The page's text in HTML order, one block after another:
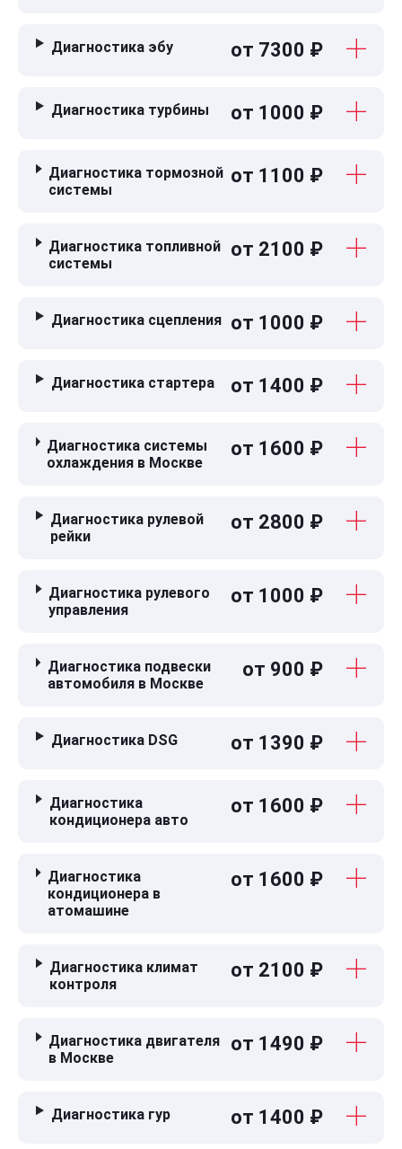
Диагностика эбу от 7300 ₽
Диагностика турбины от 1000 ₽
Диагностика тормозной
системы
от 1100 ₽
Диагностика топливной
системы
от 2100 ₽
Диагностика сцепления от 1000 ₽
Диагностика стартера от 1400 ₽
Диагностика системы
охлаждения в Москве
от 1600 ₽
Диагностика рулевой
рейки
от 2800 ₽
Диагностика рулевого
управления
от 1000 ₽
Диагностика подвески
автомобиля в Москве
от 900 ₽
Диагностика DSG от 1390 ₽
Диагностика
кондиционера авто
от 1600 ₽
Диагностика
кондиционера в
атомашине
от 1600 ₽
Диагностика климат
контроля
от 2100 ₽
Диагностика двигателя
в Москве
от 1490 ₽
Диагностика гур от 1400 ₽